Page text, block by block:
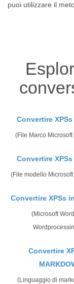
puoi utilizzare il
Convertire XPSs
(File Marco
Convertire XPSs
(File modello
Convertire XPSs
(Microsoft
Convertire
(Linguaggio di